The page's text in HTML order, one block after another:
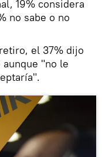
19% considera
no sabe o no
el 37% dijo
"no le